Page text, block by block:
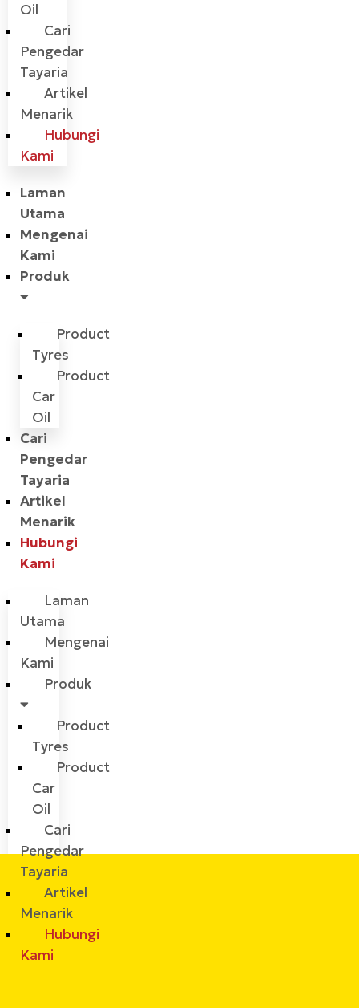
Oil
Cari
Pengedar
Tayaria
Artikel
Menarik
Hubungi
Kami
Laman
Utama
Mengenai
Kami
Produk
Product
Tyres
Product
Car
Oil
Cari
Pengedar
Tayaria
Artikel
Menarik
Hubungi
Kami
Laman
Utama
Mengenai
Kami
Produk
Product
Tyres
Product
Car
Oil
Cari
Pengedar
Tayaria
Artikel
Menarik
Hubungi
Kami